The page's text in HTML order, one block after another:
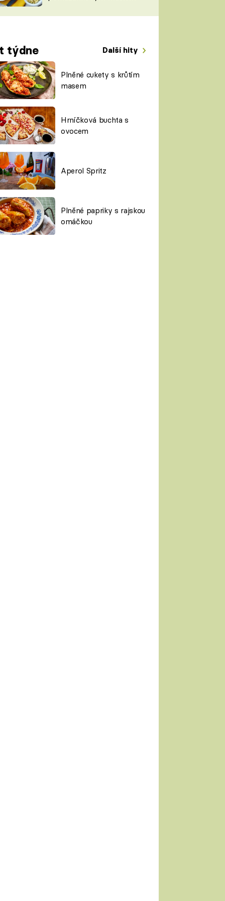
týdne Další hity
Plněné cukety s krůtím
masem
Hrníčková buchta s
ovocem
Aperol Spritz
Plněné papriky s rajskou
omáčkou